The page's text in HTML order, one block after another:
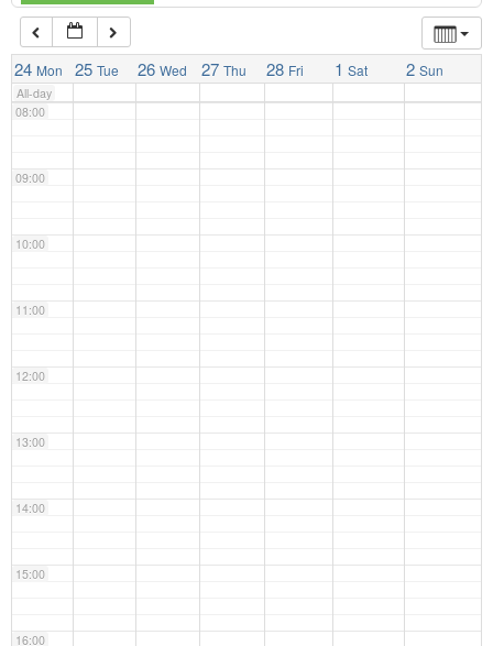
24 Mon 25 Tue 26 Wed 27 Thu 28 Fri 1 Sat 2 Sun
All-day
07:00
08:00
09:00
10:00
11:00
12:00
13:00
14:00
15:00
16:00